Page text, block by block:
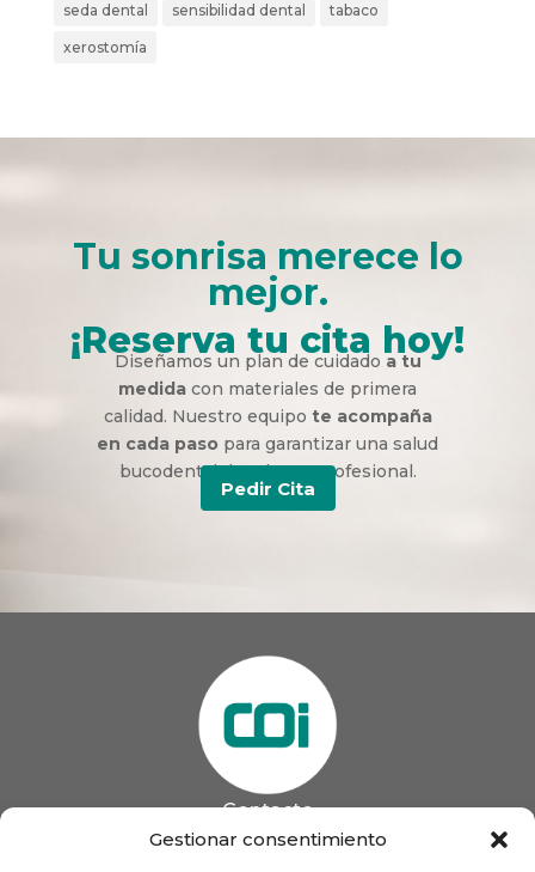
Gestionar consentimiento
seda dental sensibilidad dental tabaco
xerostomía
Tu sonrisa merece lo
mejor.
¡Reserva tu cita hoy!
Diseñamos un plan de cuidado a tu
medida con materiales de primera
calidad. Nuestro equipo te acompaña
en cada paso para garantizar una salud
bucodental duradera y profesional.
Pedir Cita
Contacto